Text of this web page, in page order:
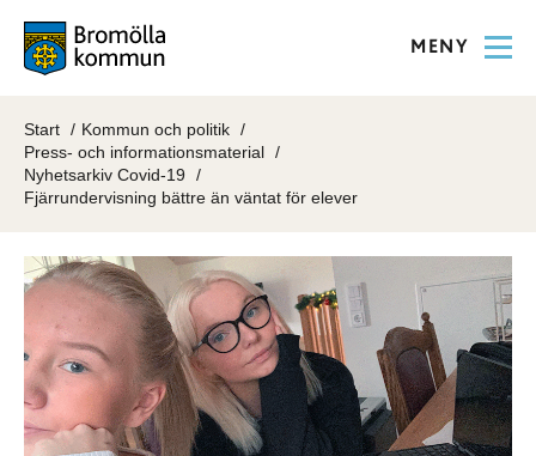
MENY
Start
Kommun och politik
Press- och informationsmaterial
Nyhetsarkiv Covid-19
Fjärrundervisning bättre än väntat för elever